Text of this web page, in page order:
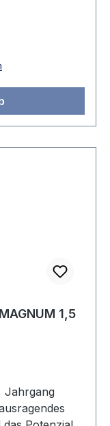
Die die
die besten
1,5
Jahrgang